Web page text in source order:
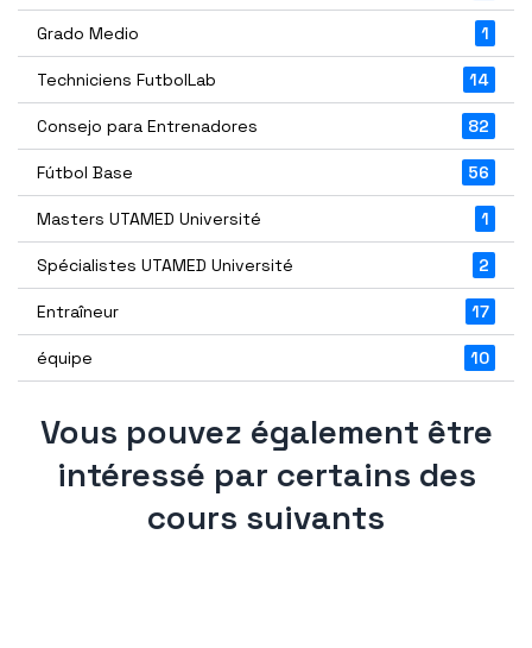
Grado Medio 1
Techniciens FutbolLab 14
Consejo para Entrenadores 82
Fútbol Base 56
Masters UTAMED Université 1
Spécialistes UTAMED Université 2
Entraîneur 17
équipe 10
Vous pouvez également être
intéressé par certains des
cours suivants